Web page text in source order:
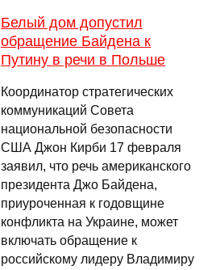
Белый дом допустил
обращение Байдена к
Путину в речи в Польше
Координатор стратегических
коммуникаций Совета
национальной безопасности
США Джон Кирби 17 февраля
заявил, что речь американского
президента Джо Байдена,
приуроченная к годовщине
конфликта на Украине, может
включать обращение к
российскому лидеру Владимиру